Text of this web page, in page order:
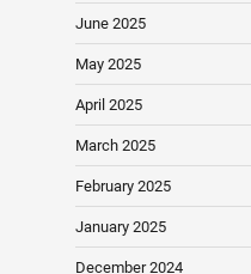
June 2025
May 2025
April 2025
March 2025
February 2025
January 2025
December 2024